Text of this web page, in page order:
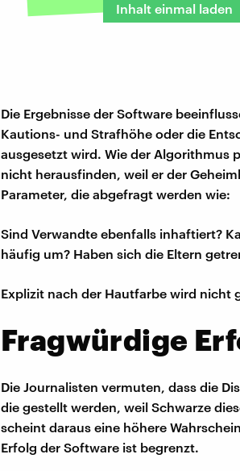
Inhalt einmal laden
Die Ergebnisse der Software
Kautions- und Strafhöhe oder die
ausgesetzt wird. Wie der Algorithmus
nicht herausfinden, weil er der
Parameter, die abgefragt werden wie:
Sind Verwandte ebenfalls inhaftiert?
häufig um? Haben sich die Eltern
Explizit nach der Hautfarbe wird nicht
Fragwürdige
Die Journalisten vermuten, dass die
die gestellt werden, weil Schwarze
scheint daraus eine höhere
Erfolg der Software ist begrenzt.